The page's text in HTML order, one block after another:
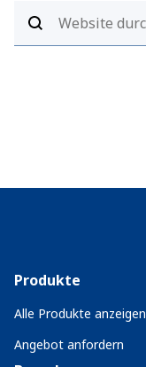
Produkte
Alle Produkte anzeigen
Angebot anfordern